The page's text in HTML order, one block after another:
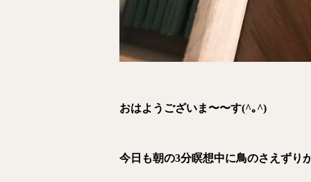
おはようございま〜〜す(^｡^)
今日も朝の3分瞑想中に鳥のさえずり